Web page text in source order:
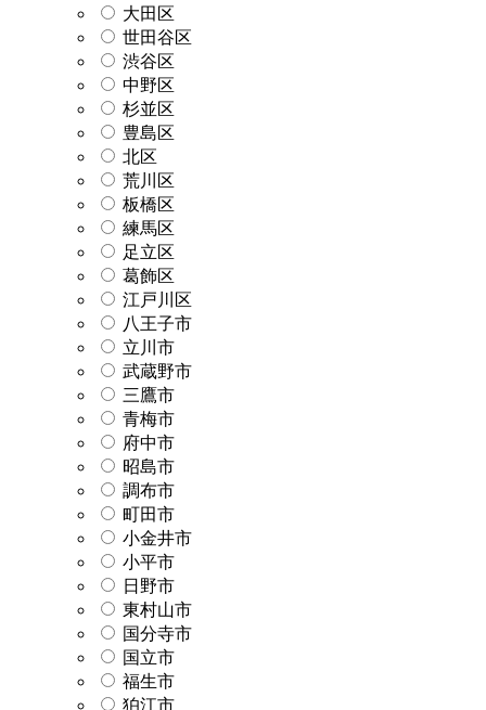
大田区
世田谷区
渋谷区
中野区
杉並区
豊島区
北区
荒川区
板橋区
練馬区
足立区
葛飾区
江戸川区
八王子市
立川市
武蔵野市
三鷹市
青梅市
府中市
昭島市
調布市
町田市
小金井市
小平市
日野市
東村山市
国分寺市
国立市
福生市
狛江市